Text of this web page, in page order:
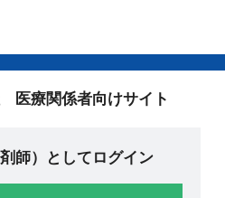
医療関係者向けサイト
師）としてログイン